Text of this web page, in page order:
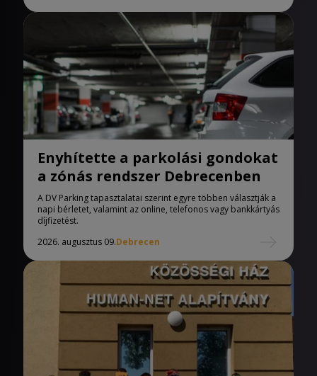
Enyhítette a parkolási gondokat
a zónás rendszer Debrecenben
A DV Parking tapasztalatai szerint egyre többen választják a
napi bérletet, valamint az online, telefonos vagy bankkártyás
díjfizetést.
2026. augusztus 09.Debrecen